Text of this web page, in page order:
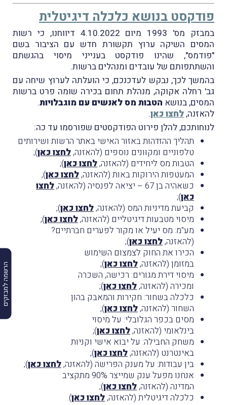
הרשמה למבזקים
פודקסט בנושא כלכלה דיגיטלית
במבזק מס' 1993 מיום 4.10.2022 דיווחנו, כי רשות
המסים השיקה ערוץ תקשורת חדש עם הציבור בשם
"פודמס", שהינו פודקסט בענייני מיסוי בהגשתם
והשתתפותם של עובדים ומנהלים ברשות.
בהמשך לכך, נבקש לעדכנכם, כי הועלתה לערוץ שיחה עם
גב' רחלה אקוקה, מנהלת תחום בכירה שומה פרט ברשות
המסים, בנושא הטבות מס לאנשים עם מוגבלויות.
להאזנה,לחצו כאן.
לנוחותכם, להלן פירוט הפודקסטים שפורסמו עד כה:
תהליך ההזדהות באזור האישי באתר הרשות ושירותים
טלפוניים ומקוּונים נוספים (להאזנה,לחצו כאן);
הטבות מס ליחידים (להאזנה,לחצו כאן);
המעטפות הירוקות באות (להאזנה,לחצו כאן);
כשאהיה בן 67 – יציאה לפנסיה (להאזנה,
לחצו
כאן);
קביעת מדיניות המס (להאזנה,לחצו כאן);
מיסוי מטבעות דיגיטליים (להאזנה,לחצו כאן);
מע"מ: מס יעיל או מקור לפערים חברתיים?
(להאזנה,לחצו כאן);
הכירו את החוק לצמצום השימוש
במזומן (להאזנה,לחצו כאן);
מיסוי דירת מגורים: רכישה, השכרה
ומכירה (להאזנה,לחצו כאן);
כלכלה בשחור: חקירות והמאבק בהון
השחור (להאזנה,לחצו כאן);
מסים בכפר הגלובלי: על מיסוי
בינלאומי (להאזנה,לחצו כאן);
משחק החבילה: על יבוא אישי וקניות
באינטרנט (להאזנה,לחצו כאן);
בין עבודות: על מענק הפרישה (להאזנה,לחצו כאן);
אנחנו מפעל ענק שמייצר 90% מתקציב
המדינה (להאזנה,לחצו כאן);
כלכלה דיגיטלית (להאזנה,לחצו כאן).